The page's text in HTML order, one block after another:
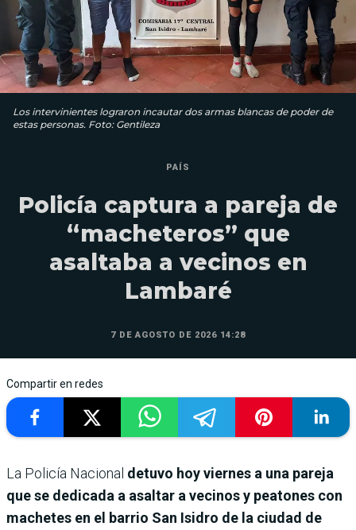
Los intervinientes lograron incautar dos armas blancas de poder de
estas personas. Foto: Gentileza
PAÍS
Policía captura a pareja de
“macheteros” que
asaltaba a vecinos en
Lambaré
7 DE AGOSTO DE 2026 14:28
Compartir en redes
La Policía Nacional detuvo hoy viernes a una pareja
que se dedicada a asaltar a vecinos y peatones con
machetes en el barrio San Isidro de la ciudad de